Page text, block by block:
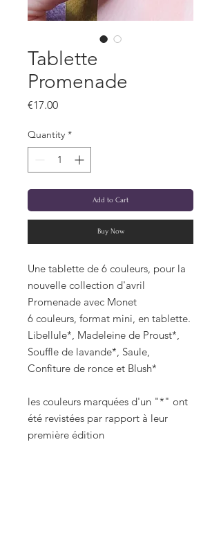
Tablette
Promenade
€17.00Price
Quantity *
Add to Cart
Buy Now
Une tablette de 6 couleurs, pour la
nouvelle collection d'avril
Promenade avec Monet
6 couleurs, format mini, en tablette.
Libellule*, Madeleine de Proust*,
Souffle de lavande*, Saule,
Confiture de ronce et Blush*
les couleurs marquées d'un "*" ont
été revistées par rapport à leur
première édition